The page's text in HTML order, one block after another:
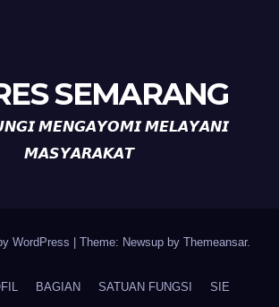
SEMARANG
𝙈𝙀𝙉𝙂𝘼𝙔𝙊𝙈𝙄 𝙈𝙀𝙇𝘼𝙔𝘼𝙉𝙄
𝙈𝘼𝙎𝙔𝘼𝙍𝘼𝙆𝘼𝙏
WordPress Theme: Newsup by Themeansar.
BAGIAN SATUAN FUNGSI SIE